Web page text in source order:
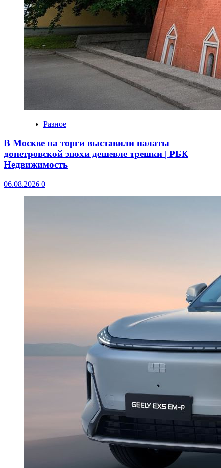
Разное
В Москве на торги выставили палаты
допетровской эпохи дешевле трешки | РБК
Недвижимость
06.08.2026 0